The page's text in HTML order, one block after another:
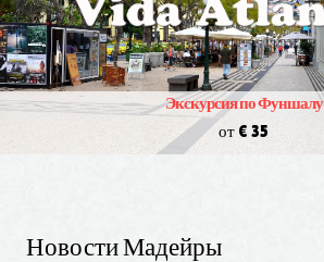
Экскурсия по Фуншалу
от € 35
Новости Мадейры